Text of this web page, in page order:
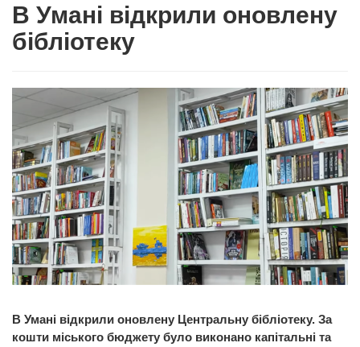
В Умані відкрили оновлену
бібліотеку
В Умані відкрили оновлену Центральну бібліотеку. За
кошти міського бюджету було виконано капітальні та